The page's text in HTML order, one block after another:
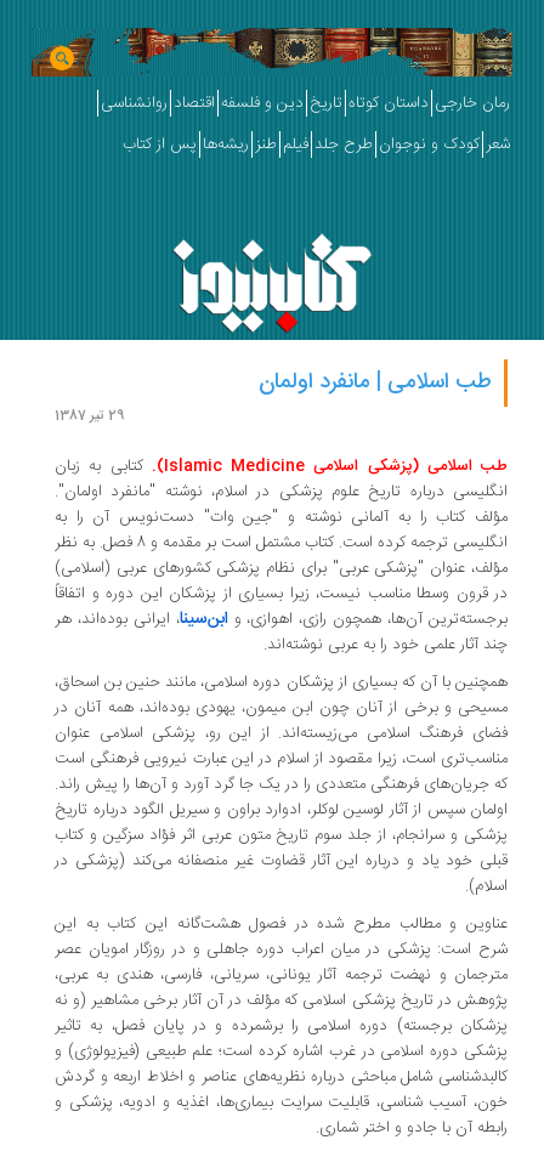
رمان خارجی داستان کوتاه تاریخ دین و فلسفه اقتصاد روانشناسی
شعر کودک و نوجوان طرح جلد فیلم طنز ریشه‌ها پس از کتاب
طب اسلامی | مانفرد اولمان
29 تیر 1387
طب اسلامی (پزشکی اسلامی Islamic Medicine).
کتابی به زبان
انگلیسی درباره تاریخ علوم پزشکی در اسلام، نوشته "مانفرد اولمان".
مؤلف کتاب را به آلمانی نوشته و "جین وات" دست‌نویس آن را به
انگلیسی ترجمه کرده است. کتاب مشتمل است بر مقدمه و 8 فصل. به نظر
مؤلف، عنوان "پزشکی عربی" برای نظام پزشکی کشورهای عربی (اسلامی)
در قرون وسطا مناسب نیست، زیرا بسیاری از پزشکان این دوره و اتفاقاً
برجسته‌ترین آن‌ها، همچون رازی، اهوازی، وابن‌سینا، ایرانی بوده‌اند، هر
چند آثار علمی خود را به عربی نوشته‌اند.
همچنین با آن که بسیاری از پزشکان دوره اسلامی، مانند حنین بن اسحاق،
مسیحی و برخی از آنان چون ابن میمون، یهودی بوده‌اند، همه آنان در
فضای فرهنگ اسلامی می‌زیسته‌اند. از این رو، پزشکی اسلامی عنوان
مناسب‌تری است، زیرا مقصود از اسلام در این عبارت نیرویی فرهنگی است
که جریان‌های فرهنگی متعددی را در یک جا گرد آورد و آن‌ها را پیش راند.
اولمان سپس از آثار لوسین لوکلر، ادوارد براون و سیریل الگود درباره تاریخ
پزشکی و سرانجام، از جلد سوم تاریخ متون عربی اثر فؤاد سزگین و کتاب
قبلی خود یاد و درباره این آثار قضاوت غیر منصفانه می‌کند (پزشکی در
اسلام).
عناوین و مطالب مطرح شده در فصول هشت‌گانه این کتاب به این
شرح است: پزشکی در میان اعراب دوره جاهلی و در روزگار امویان عصر
مترجمان و نهضت ترجمه آثار یونانی، سریانی، فارسی، هندی به عربی،
پژوهش در تاریخ پزشکی اسلامی که مؤلف در آن آثار برخی مشاهیر (و نه
پزشکان برجسته) دوره اسلامی را برشمرده و در پایان فصل، به تاثیر
پزشکی دوره اسلامی در غرب اشاره کرده است؛ علم طبیعی (فیزیولوژی) و
کالبدشناسی شامل مباحثی درباره نظریه‌های عناصر و اخلاط اربعه و گردش
خون، آسیب شناسی، قابلیت سرایت بیماری‌ها، اغذیه و ادویه، پزشکی و
رابطه آن با جادو و اختر شماری.